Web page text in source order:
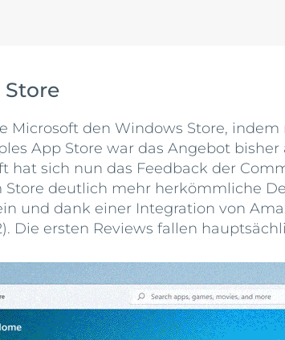
Microsoft den Windows Store,
App Store war das Angebot
hat sich nun das Feedback der
deutlich mehr herkömmliche
und dank einer Integration von
Die ersten Reviews fallen